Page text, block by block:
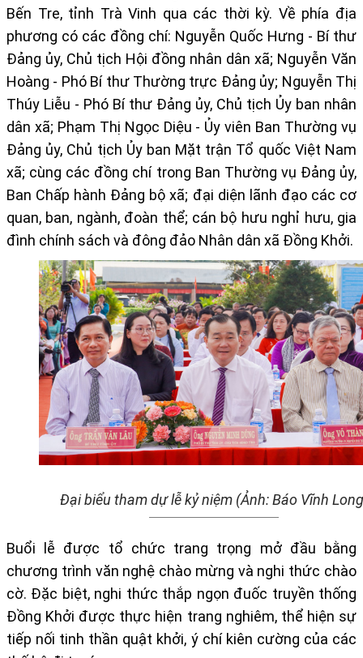
Bến Tre, tỉnh Trà Vinh qua các thời kỳ. Về phía địa
phương có các đồng chí: Nguyễn Quốc Hưng - Bí thư
Đảng ủy, Chủ tịch Hội đồng nhân dân xã; Nguyễn Văn
Hoàng - Phó Bí thư Thường trực Đảng ủy; Nguyễn Thị
Thúy Liễu - Phó Bí thư Đảng ủy, Chủ tịch Ủy ban nhân
dân xã; Phạm Thị Ngọc Diệu - Ủy viên Ban Thường vụ
Đảng ủy, Chủ tịch Ủy ban Mặt trận Tổ quốc Việt Nam
xã; cùng các đồng chí trong Ban Thường vụ Đảng ủy,
Ban Chấp hành Đảng bộ xã; đại diện lãnh đạo các cơ
quan, ban, ngành, đoàn thể; cán bộ hưu nghỉ hưu, gia
đình chính sách và đông đảo Nhân dân xã Đồng Khởi.
Đại biểu tham dự lễ kỷ niệm (Ảnh: Báo Vĩnh
Buổi lễ được tổ chức trang trọng mở đầu bằng
chương trình văn nghệ chào mừng và nghi thức chào
cờ. Đặc biệt, nghi thức thắp ngọn đuốc truyền thống
Đồng Khởi được thực hiện trang nghiêm, thể hiện sự
tiếp nối tinh thần quật khởi, ý chí kiên cường của các